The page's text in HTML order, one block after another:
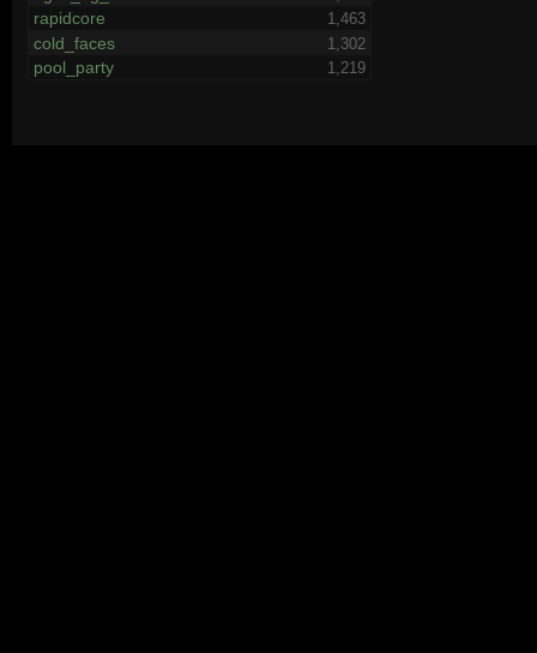
rapidcore 1,463
cold_faces 1,302
pool_party 1,219